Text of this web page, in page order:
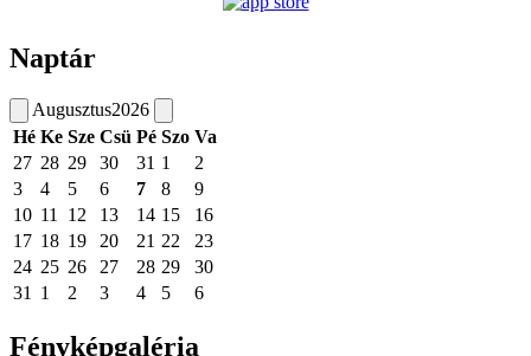
Naptár
Augusztus2026
Hé Ke Sze Csü Pé Szo Va
27 28 29 30 31 1
2
3
4 5 6 7 8
9
10 11 12 13 14 15
16
17 18 19 20 21 22
23
24 25 26 27 28 29
30
31
1 2 3 4 5 6
Fényképgaléria